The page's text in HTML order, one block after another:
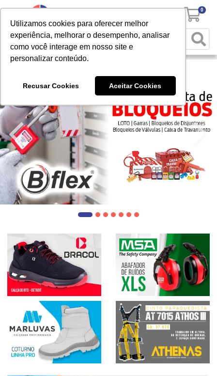
Utilizamos cookies para oferecer melhor
experiência, melhorar o desempenho, analisar
como você interage em nosso site e
personalizar conteúdo.
Recusar Cookies Aceitar Cookies
0